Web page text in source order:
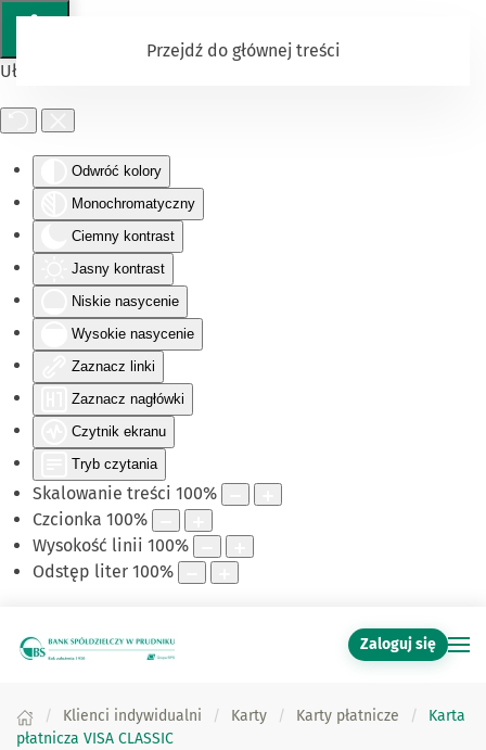
Ułatwienia dostępu
Odwróć kolory
Monochromatyczny
Ciemny kontrast
Jasny kontrast
Niskie nasycenie
Wysokie nasycenie
Zaznacz linki
Zaznacz nagłówki
Czytnik ekranu
Tryb czytania
Skalowanie treści 100%
Czcionka 100%
Wysokość linii 100%
Odstęp liter 100%
Przejdź do głównej treści
Zaloguj się
Klienci indywidualni Karty Karty płatnicze
Karta
płatnicza VISA CLASSIC